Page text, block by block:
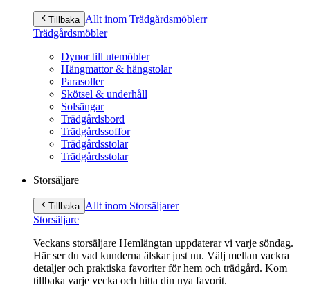
Tillbaka Allt inom Trädgårdsmöblerr
Trädgårdsmöbler
Dynor till utemöbler
Hängmattor & hängstolar
Parasoller
Skötsel & underhåll
Solsängar
Trädgårdsbord
Trädgårdssoffor
Trädgårdsstolar
Trädgårdsstolar
Storsäljare
Tillbaka Allt inom Storsäljarer
Storsäljare
Veckans storsäljare Hemlängtan uppdaterar vi varje söndag.
Här ser du vad kunderna älskar just nu. Välj mellan vackra
detaljer och praktiska favoriter för hem och trädgård. Kom
tillbaka varje vecka och hitta din nya favorit.